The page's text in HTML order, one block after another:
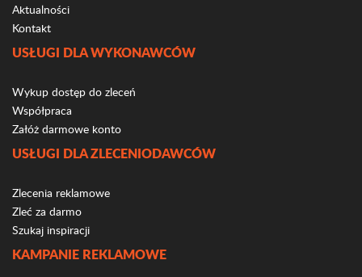
Aktualności
Kontakt
USŁUGI DLA WYKONAWCÓW
Wykup dostęp do zleceń
Współpraca
Załóż darmowe konto
USŁUGI DLA ZLECENIODAWCÓW
Zlecenia reklamowe
Zleć za darmo
Szukaj inspiracji
KAMPANIE REKLAMOWE